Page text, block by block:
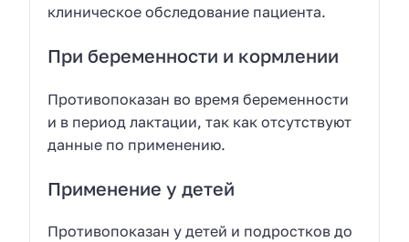
клиническое обследование пациента.
При беременности и кормлении
Противопоказан во время беременности
и в период лактации, так как отсутствуют
данные по применению.
Применение у детей
Противопоказан у детей и подростков до